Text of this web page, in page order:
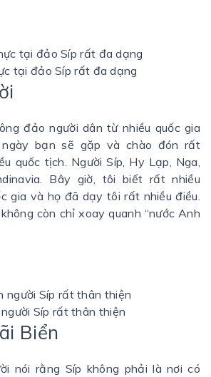
tại đảo Síp rất đa dạng
đảo người dân từ nhiều quốc gia
ngày bạn sẽ gặp và chào đón rất
quốc tịch. Người Síp, Hy Lạp, Nga,
Bây giờ, tôi biết rất nhiều
gia và họ đã dạy tôi rất nhiều điều.
còn chỉ xoay quanh “nước Anh
Síp rất thân thiện
Biển
nói rằng Síp không phải là nơi có